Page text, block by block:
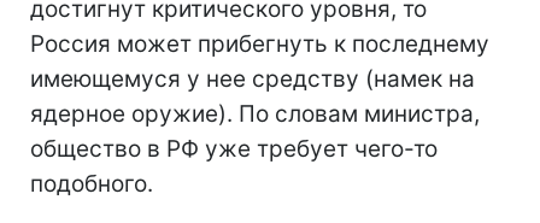
достигнут критического уровня, то
Россия может прибегнуть к последнему
имеющемуся у нее средству (намек на
ядерное оружие). По словам министра,
общество в РФ уже требует чего-то
подобного.